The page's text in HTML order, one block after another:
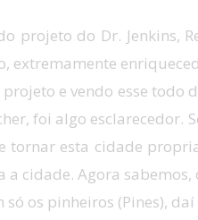
projeto do Dr. Jenkins,
extremamente
e vendo esse todo
foi algo esclarecedor.
tornar esta cidade
a cidade. Agora
os pinheiros (Pines),